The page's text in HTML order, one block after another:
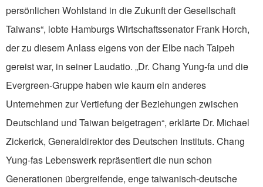
persönlichen Wohlstand in die Zu­kunft der Gesellschaft
Taiwans“, lobte Hamburgs Wirtschaftssenator Frank Horch,
der zu diesem Anlass eigens von der Elbe nach Taipeh
gereist war, in seiner Laudatio. „Dr. Chang Yung-fa und die
Evergreen-Gruppe haben wie kaum ein anderes
Unternehmen zur Vertiefung der Beziehungen zwischen
Deutsch­land und Taiwan beigetragen“, erklärte Dr. Michael
Zickerick, Generaldirektor des Deut­schen Instituts. Chang
Yung-fas Le­benswerk repräsentiert die nun schon
Generationen übergreifende, enge taiwanisch-deutsche